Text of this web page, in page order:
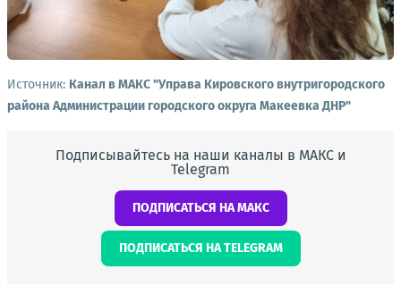
Источник: Канал в МАКС "Управа Кировского внутригородского
района Администрации городского округа Макеевка ДНР"
Подписывайтесь на наши каналы в МАКС и
Telegram
ПОДПИСАТЬСЯ НА МАКС
ПОДПИСАТЬСЯ НА TELEGRAM